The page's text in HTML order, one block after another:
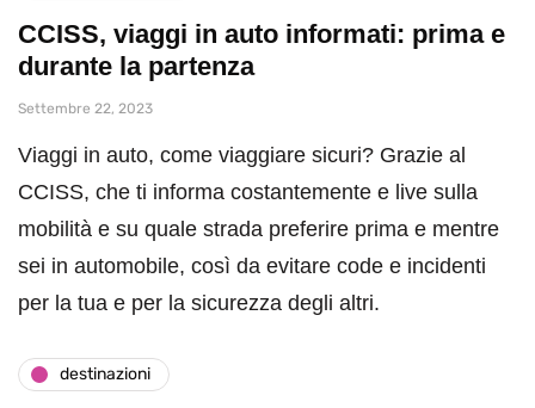
CCISS, viaggi in auto informati: prima e
durante la partenza
Settembre 22, 2023
Viaggi in auto, come viaggiare sicuri? Grazie al
CCISS, che ti informa costantemente e live sulla
mobilità e su quale strada preferire prima e mentre
sei in automobile, così da evitare code e incidenti
per la tua e per la sicurezza degli altri.
destinazioni